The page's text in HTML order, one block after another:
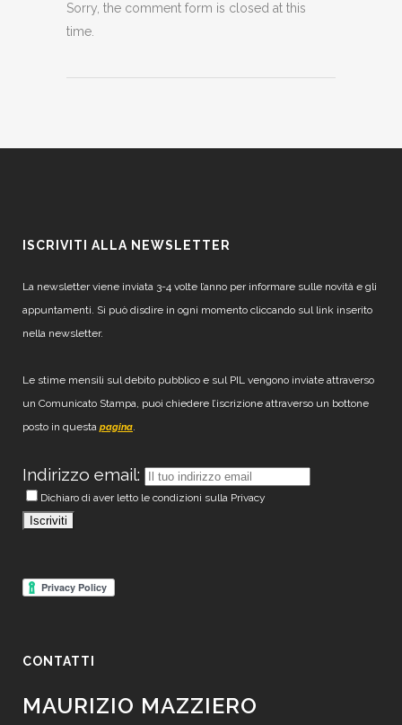
Sorry, the comment form is closed at this
time.
ISCRIVITI ALLA NEWSLETTER
La newsletter viene inviata 3-4 volte l’anno per informare sulle novità e gli
appuntamenti. Si può disdire in ogni momento cliccando sul link inserito
nella newsletter.
Le stime mensili sul debito pubblico e sul PIL vengono inviate attraverso
un Comunicato Stampa, puoi chiedere l’iscrizione attraverso un bottone
posto in questa pagina.
Indirizzo email:
Dichiaro di aver letto le condizioni sulla Privacy
CONTATTI
MAURIZIO MAZZIERO